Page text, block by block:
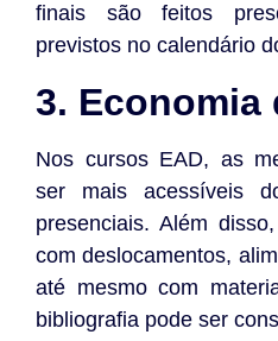
finais são feitos
previstos no calendário
3. Economia
Nos cursos EAD, as
ser mais acessíveis
presenciais. Além
com deslocamentos,
até mesmo com
bibliografia pode ser